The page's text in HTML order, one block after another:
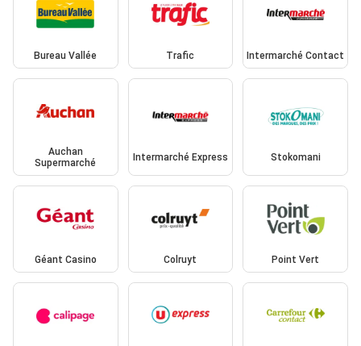
Bureau Vallée Trafic Intermarché Contact
Auchan
Supermarché
Intermarché Express Stokomani
Géant Casino Colruyt Point Vert